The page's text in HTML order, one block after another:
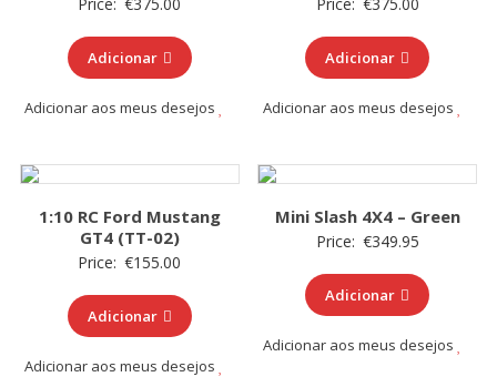
Adicionar
Adicionar aos meus desejos
Adicionar
Adicionar aos meus desejos
1:10 RC Ford Mustang
GT4 (TT-02)
Price: €155.00
Adicionar
Adicionar aos meus desejos
Mini Slash 4X4 – Green
Price: €349.95
Adicionar
Adicionar aos meus desejos